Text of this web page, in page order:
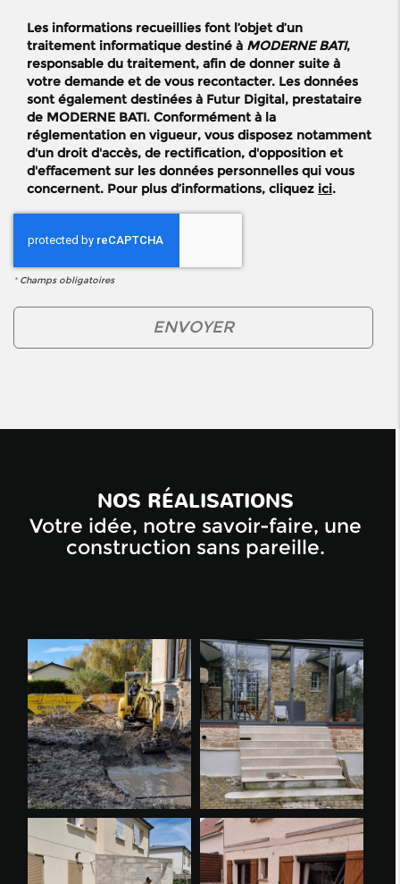
Les informations recueillies font l’objet d’un
traitement informatique destiné à MODERNE BATI,
responsable du traitement, afin de donner suite à
votre demande et de vous recontacter. Les données
sont également destinées à Futur Digital, prestataire
de MODERNE BATI. Conformément à la
réglementation en vigueur, vous disposez notamment
d'un droit d'accès, de rectification, d'opposition et
d'effacement sur les données personnelles qui vous
concernent. Pour plus d’informations, cliquez ici.
* Champs obligatoires
NOS RÉALISATIONS
Votre idée, notre savoir-faire, une
construction sans pareille.